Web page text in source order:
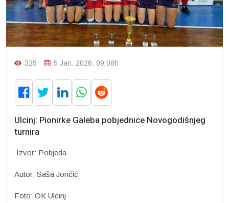
325 5 Jan, 2026. 09:08h
Ulcinj: Pionirke Galeba pobjednice Novogodišnjeg
turnira
Izvor: Pobjeda
Autor: Saša Jončić
Foto: OK Ulcinj